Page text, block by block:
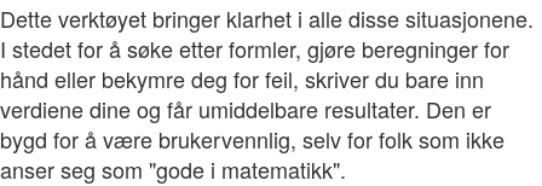
Dette verktøyet bringer klarhet i alle disse situasjonene.
I stedet for å søke etter formler, gjøre beregninger for
hånd eller bekymre deg for feil, skriver du bare inn
verdiene dine og får umiddelbare resultater. Den er
bygd for å være brukervennlig, selv for folk som ikke
anser seg som "gode i matematikk".